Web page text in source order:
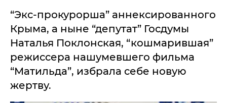
“Экс-прокурорша” аннексированного
Крыма, а ныне “депутат” Госдумы
Наталья Поклонская, “кошмарившая”
режиссера нашумевшего фильма
“Матильда”, избрала себе новую
жертву.